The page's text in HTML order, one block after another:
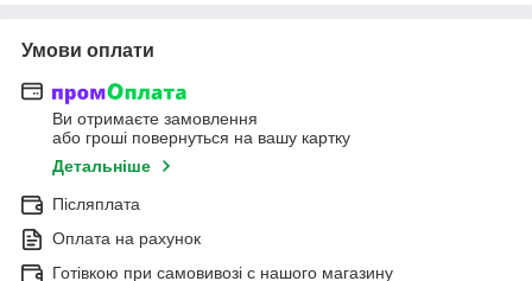
Умови оплати
Ви отримаєте замовлення
або гроші повернуться на вашу картку
Детальніше
Післяплата
Оплата на рахунок
Готівкою при самовивозі c нашого магазину